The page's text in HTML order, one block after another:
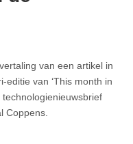
van een artikel in
editie van ‘This month in
technologienieuwsbrief
Coppens.